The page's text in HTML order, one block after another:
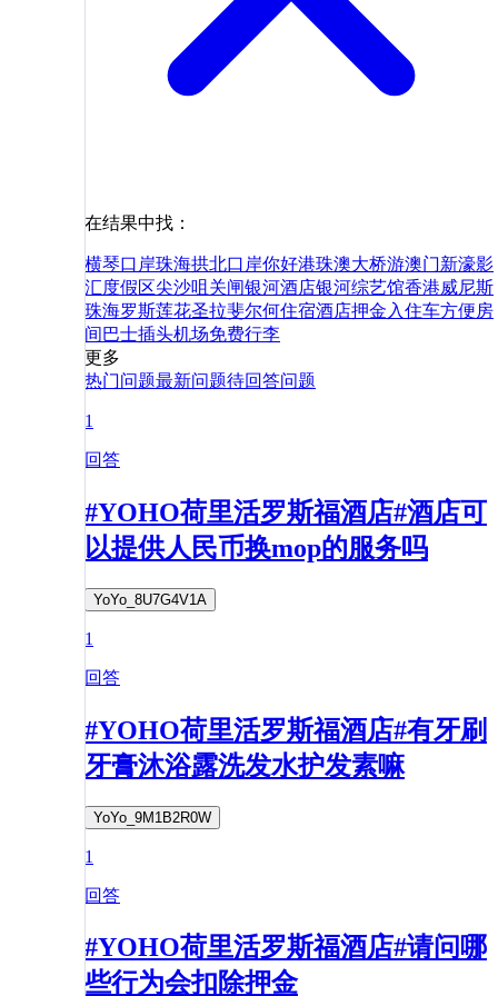
在结果中找：
横琴口岸珠海拱北口岸你好港珠澳大桥游澳门新濠影
汇度假区尖沙咀 关闸银河酒店银河综艺馆香港威尼斯
珠海罗斯莲花圣拉斐尔何住宿酒店押金 入住车方便房
间 巴士插头机场免费行李
更多
热门问题最新问题待回答问题
1
回答
#YOHO荷里活罗斯福酒店#酒店可
以提供人民币换mop的服务吗
YoYo_8U7G4V1A
1
回答
#YOHO荷里活罗斯福酒店#有牙刷
牙膏沐浴露洗发水护发素嘛
YoYo_9M1B2R0W
1
回答
#YOHO荷里活罗斯福酒店#请问哪
些行为会扣除押金